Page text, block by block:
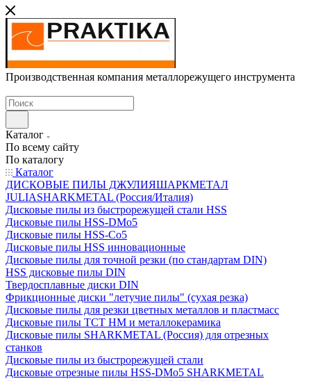
Производственная компания металлорежущего инструмента
Каталог
По всему сайту
По каталогу
Каталог
ДИСКОВЫЕ ПИЛЫ ДЖУЛИЯШАРКМЕТАЛ
JULIASHARKMETAL (Россия/Италия)
Дисковые пилы из быстрорежущей стали HSS
Дисковые пилы HSS-DMo5
Дисковые пилы HSS-Co5
Дисковые пилы HSS инновационные
Дисковые пилы для точной резки (по стандартам DIN)
HSS дисковые пилы DIN
Твердосплавные диски DIN
Фрикционные диски "летучие пилы" (сухая резка)
Дисковые пилы для резки цветных металлов и пластмасс
Дисковые пилы ТСТ НМ и металлокерамика
Дисковые пилы SHARKMETAL (Россия) для отрезных
станков
Дисковые пилы из быстрорежущей стали
Дисковые отрезные пилы HSS-DMo5 SHARKMETAL